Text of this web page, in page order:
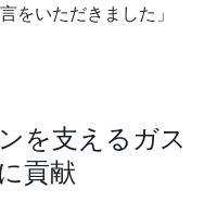
をいただきました」
を支えるガス
貢献